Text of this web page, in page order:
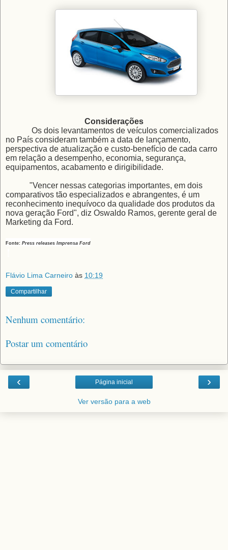
Considerações
Os dois levantamentos de veículos comercializados
no País consideram também a data de lançamento,
perspectiva de atualização e custo-benefício de cada carro
em relação a desempenho, economia, segurança,
equipamentos, acabamento e dirigibilidade.
"Vencer nessas categorias importantes, em dois
comparativos tão especializados e abrangentes, é um
reconhecimento inequívoco da qualidade dos produtos da
nova geração Ford", diz Oswaldo Ramos, gerente geral de
Marketing da Ford.
Fonte: Press releases Imprensa Ford
Flávio Lima Carneiro às 10:19
Compartilhar
Nenhum comentário:
Postar um comentário
‹ ›
Página inicial
Ver versão para a web